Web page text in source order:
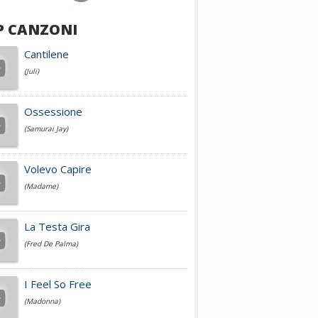
Achille Lauro
Cesare Cremonini
Jovanotti
Fedez
Simone Cristicchi
CANZONI
Cantilene
(Juli)
Ossessione
(Samurai Jay)
Volevo Capire
(Madame)
La Testa Gira
(Fred De Palma)
I Feel So Free
(Madonna)